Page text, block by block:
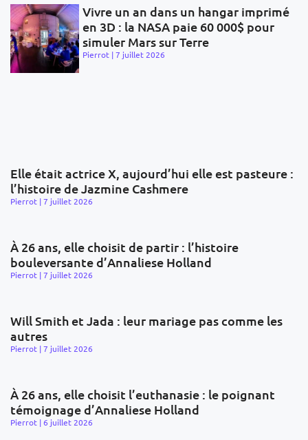
Vivre un an dans un hangar imprimé
en 3D : la NASA paie 60 000$ pour
simuler Mars sur Terre
Pierrot 7 juillet 2026
Elle était actrice X, aujourd’hui elle est pasteure :
l’histoire de Jazmine Cashmere
Pierrot 7 juillet 2026
À 26 ans, elle choisit de partir : l’histoire
bouleversante d’Annaliese Holland
Pierrot 7 juillet 2026
Will Smith et Jada : leur mariage pas comme les
autres
Pierrot 7 juillet 2026
À 26 ans, elle choisit l’euthanasie : le poignant
témoignage d’Annaliese Holland
Pierrot 6 juillet 2026